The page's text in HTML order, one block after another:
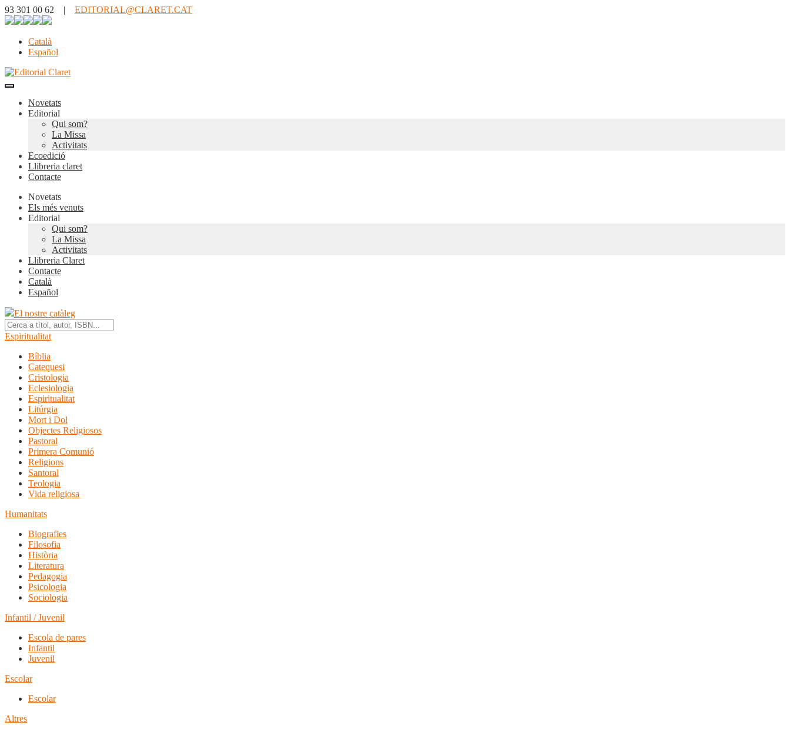
93 301 00 62 | EDITORIAL@CLARET.CAT
Català
Español
Novetats
Editorial
Qui som?
La Missa
Activitats
Ecoedició
Llibreria claret
Contacte
Novetats
Els més venuts
Editorial
Qui som?
La Missa
Activitats
Llibreria Claret
Contacte
Català
Español
El nostre catàleg
Espiritualitat
Bíblia
Catequesi
Cristologia
Eclesiologia
Espiritualitat
Litúrgia
Mort i Dol
Objectes Religiosos
Pastoral
Primera Comunió
Religions
Santoral
Teologia
Vida religiosa
Humanitats
Biografies
Filosofia
Història
Literatura
Pedagogia
Psicologia
Sociologia
Infantil / Juvenil
Escola de pares
Infantil
Juvenil
Escolar
Escolar
Altres